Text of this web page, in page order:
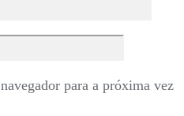
para a próxima vez